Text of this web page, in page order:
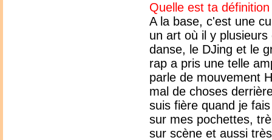
Quelle est ta
A la base, c'est une
un art où il y
danse, le DJing et le
rap a pris une telle
parle de mouvement
mal de choses
suis fière quand je
sur mes pochettes,
sur scène et aussi